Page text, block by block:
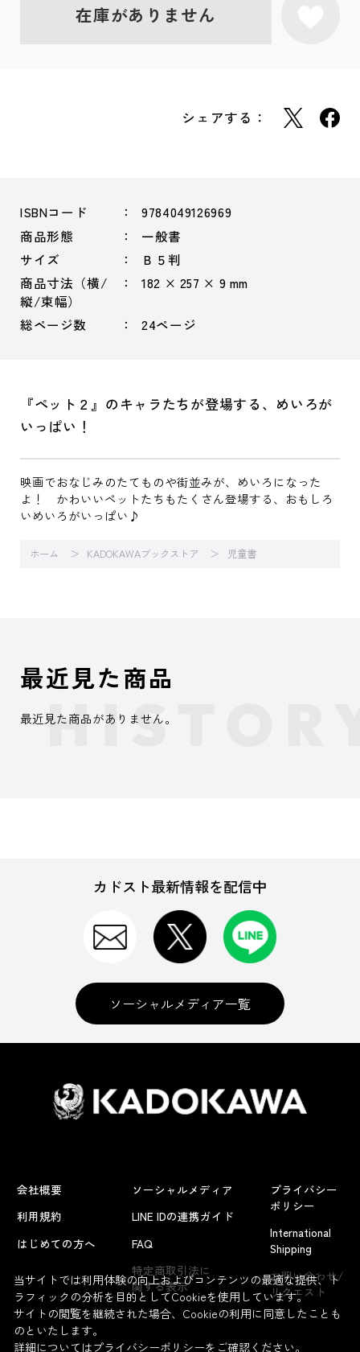
在庫がありません
シェアする：
ISBNコード
9784049126969
商品形態
一般書
サイズ
Ｂ５判
商品寸法（横/
縦/束幅）
182 × 257 × 9 mm
総ページ数 24ページ
『ペット２』のキャラたちが登場する、めいろが
いっぱい！
映画でおなじみのたてものや街並みが、めいろになった
よ！ かわいいペットたちもたくさん登場する、おもしろ
いめいろがいっぱい♪
ホーム KADOKAWAブックストア 児童書
よくあるお問い合わせ
最近見た商品
最近見た商品がありません。
カドスト最新情報を配信中
ソーシャルメディア一覧
会社概要
利用規約
はじめての方へ
ソーシャルメディア
LINE IDの連携ガイド
FAQ
特定商取引法に
関する表示
プライバシー
ポリシー
International
Shipping
お問い合わせ/
リクエスト
当サイトでは利用体験の向上およびコンテンツの最適な提供、ト
ラフィックの分析を目的としてCookieを使用しています。
サイトの閲覧を継続された場合、Cookieの利用に同意したことも
のといたします。
詳細についてはプライバシーポリシーをご確認ください。